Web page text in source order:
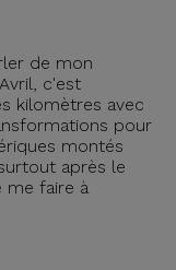
de mon
c'est
kilomètres avec
pour
montés
après le
me faire à